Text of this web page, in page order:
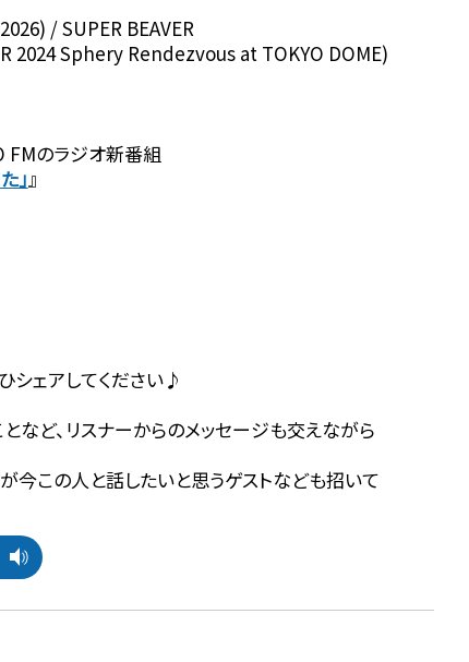
/ SUPER BEAVER
2024 Sphery Rendezvous at TOKYO DOME)
FMのラジオ新番組
」』
シェアしてください♪
など、リスナーからのメッセージも交えながら
今この人と話したいと思うゲストなども招いて